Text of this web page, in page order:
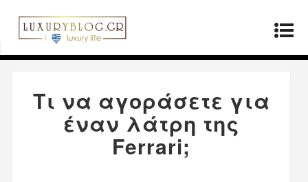
Αρχική σελίδα»ΤΡΟΠΟΣ ΖΩΗΣ
αγοράσετε για έναν λάτρη της Ferrari;
Τι να αγοράσετε για
έναν λάτρη της
Ferrari;